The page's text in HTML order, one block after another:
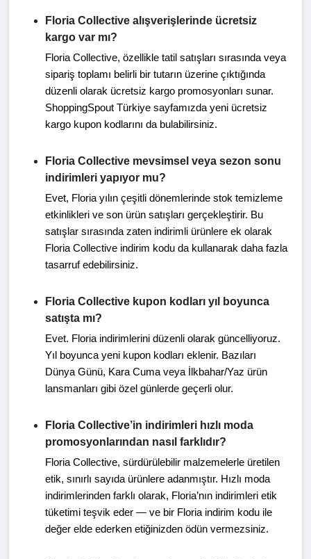
Floria Collective alışverişlerinde ücretsiz
kargo var mı?
Floria Collective, özellikle tatil satışları sırasında veya
sipariş toplamı belirli bir tutarın üzerine çıktığında
düzenli olarak ücretsiz kargo promosyonları sunar.
ShoppingSpout Türkiye sayfamızda yeni ücretsiz
kargo kupon kodlarını da bulabilirsiniz.
Floria Collective mevsimsel veya sezon sonu
indirimleri yapıyor mu?
Evet, Floria yılın çeşitli dönemlerinde stok temizleme
etkinlikleri ve son ürün satışları gerçekleştirir. Bu
satışlar sırasında zaten indirimli ürünlere ek olarak
Floria Collective indirim kodu da kullanarak daha fazla
tasarruf edebilirsiniz.
Floria Collective kupon kodları yıl boyunca
satışta mı?
Evet. Floria indirimlerini düzenli olarak güncelliyoruz.
Yıl boyunca yeni kupon kodları eklenir. Bazıları
Dünya Günü, Kara Cuma veya İlkbahar/Yaz ürün
lansmanları gibi özel günlerde geçerli olur.
Floria Collective’in indirimleri hızlı moda
promosyonlarından nasıl farklıdır?
Floria Collective, sürdürülebilir malzemelerle üretilen
etik, sınırlı sayıda ürünlere adanmıştır. Hızlı moda
indirimlerinden farklı olarak, Floria’nın indirimleri etik
tüketimi teşvik eder — ve bir Floria indirim kodu ile
değer elde ederken etiğinizden ödün vermezsiniz.